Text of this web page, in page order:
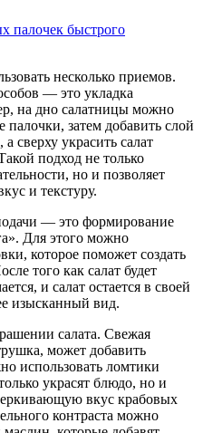
палочек быстрого
несколько приемов.
— это укладка
на дно салатницы можно
затем добавить слой
сверху украсить салат
подход не только
но и позволяет
и текстуру.
— это формирование
Для этого можно
которое поможет создать
того как салат будет
и салат остается в своей
изысканный вид.
салата. Свежая
может добавить
использовать ломтики
украсят блюдо, но и
вкус крабовых
контраста можно